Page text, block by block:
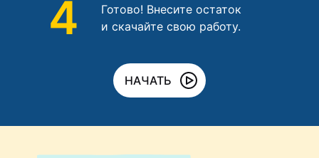
4
Готово! Внесите остаток
и скачайте свою работу.
НАЧАТЬ